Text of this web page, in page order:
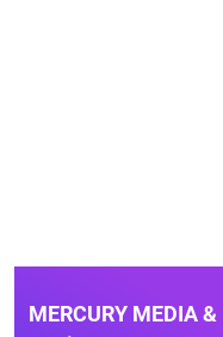
MERCURY MEDIA